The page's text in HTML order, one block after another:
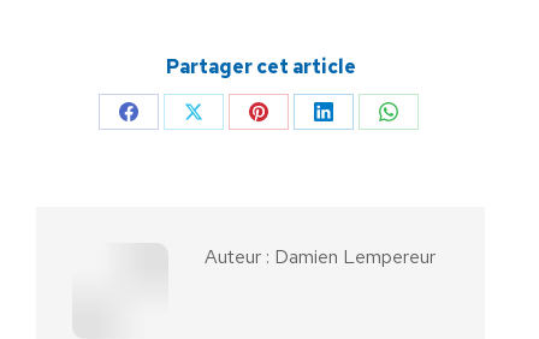
Partager cet article
PartagerPartagerPartagerPartagerPartager
Auteur : Damien Lempereur